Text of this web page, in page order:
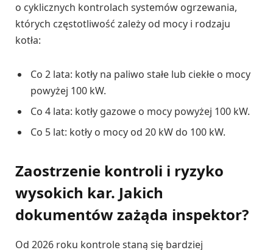
o cyklicznych kontrolach systemów ogrzewania,
których częstotliwość zależy od mocy i rodzaju
kotła:
Co 2 lata: kotły na paliwo stałe lub ciekłe o mocy
powyżej 100 kW.
Co 4 lata: kotły gazowe o mocy powyżej 100 kW.
Co 5 lat: kotły o mocy od 20 kW do 100 kW.
Zaostrzenie kontroli i ryzyko
wysokich kar. Jakich
dokumentów zażąda inspektor?
Od 2026 roku kontrole staną się bardziej